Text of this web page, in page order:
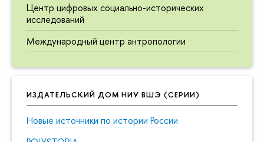
Центр цифровых социально-исторических
исследований
Международный центр антропологии
ИЗДАТЕЛЬСКИЙ ДОМ НИУ ВШЭ (СЕРИИ)
Новые источники по истории России